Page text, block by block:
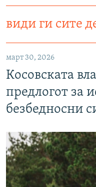
види ги сите
март 30, 2026
Косовската
предлогот за
безбедносни